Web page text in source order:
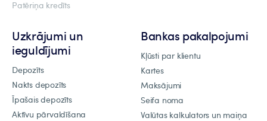
Patēriņa kredīts
Uzkrājumi un
ieguldījumi
Depozīts
Nakts depozīts
Īpašais depozīts
Aktīvu pārvaldīšana
Bankas pakalpojumi
Kļūsti par klientu
Kartes
Maksājumi
Seifa noma
Valūtas kalkulators un maiņa